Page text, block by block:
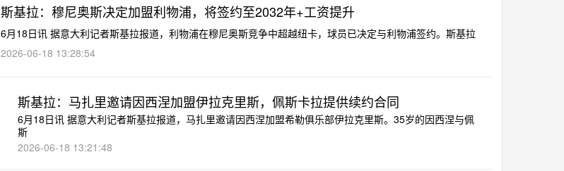
斯基拉：穆尼奥斯决定加盟利物浦，将签约至2032年+工资提升
6月18日讯 据意大利记者斯基拉报道，利物浦在穆尼奥斯竞争中超越纽卡，球员已决定与利物浦签约。斯基拉
2026-06-18 13:28:54
斯基拉：马扎里邀请因西涅加盟伊拉克里斯，佩斯卡拉提供续约合同
6月18日讯 据意大利记者斯基拉报道，马扎里邀请因西涅加盟希勒俱乐部伊拉克里斯。35岁的因西涅与佩
斯
2026-06-18 13:21:48